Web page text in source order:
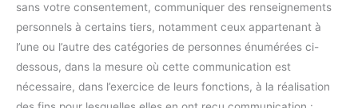
sans votre consentement, communiquer des renseignements
personnels à certains tiers, notamment ceux appartenant à
l’une ou l’autre des catégories de personnes énumérées ci-
dessous, dans la mesure où cette communication est
nécessaire, dans l’exercice de leurs fonctions, à la réalisation